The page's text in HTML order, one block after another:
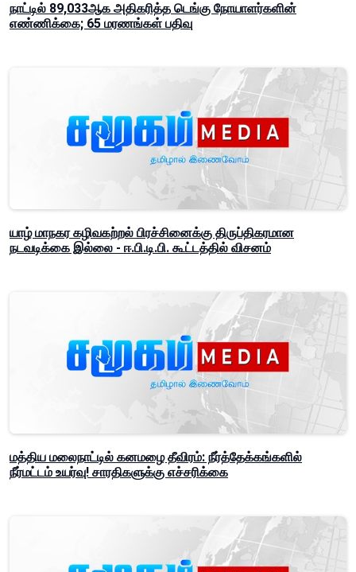
நாட்டில் 89,033ஆக அதிகரித்த டெங்கு நோயாளர்களின்
எண்ணிக்கை; 65 மரணங்கள் பதிவு
யாழ் மாநகர கழிவகற்றல் பிரச்சினைக்கு திருப்திகரமான
நடவடிக்கை இல்லை - ஈ.பி.டி.பி. கூட்டத்தில் விசனம்
மத்திய மலைநாட்டில் கனமழை தீவிரம்: நீர்த்தேக்கங்களில்
நீர்மட்டம் உயர்வு! சாரதிகளுக்கு எச்சரிக்கை